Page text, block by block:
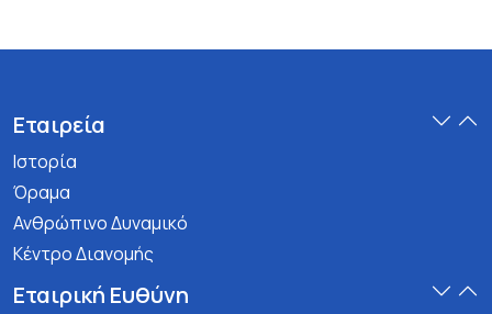
Εταιρεία
Ιστορία
Όραμα
Ανθρώπινο Δυναμικό
Κέντρο Διανομής
Εταιρική Ευθύνη